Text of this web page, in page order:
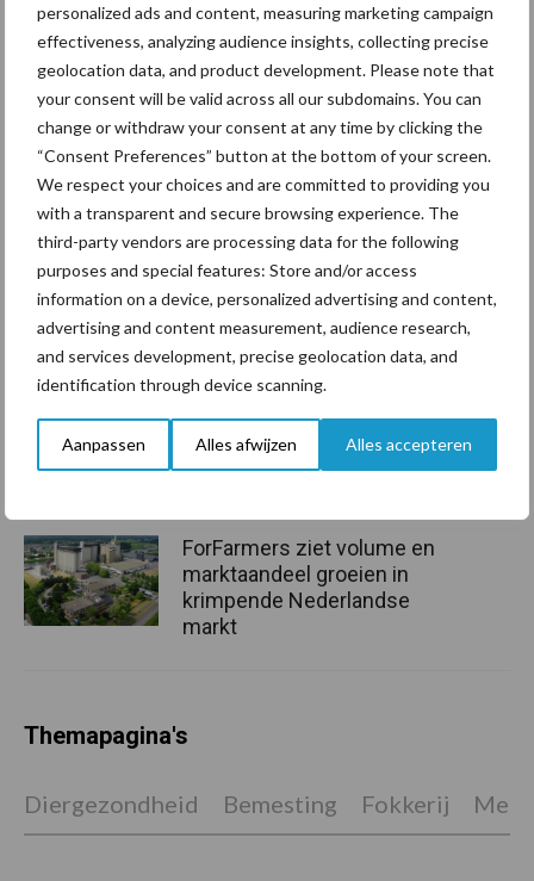
personalized ads and content, measuring marketing campaign
effectiveness, analyzing audience insights, collecting precise
geolocation data, and product development. Please note that
your consent will be valid across all our subdomains. You can
change or withdraw your consent at any time by clicking the
“Consent Preferences” button at the bottom of your screen.
We respect your choices and are committed to providing you
with a transparent and secure browsing experience. The
third-party vendors are processing data for the following
purposes and special features: Store and/or access
information on a device, personalized advertising and content,
advertising and content measurement, audience research,
and services development, precise geolocation data, and
identification through device scanning.
Aanpassen Alles afwijzen Alles accepteren
onderzoek van de WUR.
Bron: Wageningen Universiteit & Research
Aanbevolen voor jou!
Grondstoffenmarkt blijft
grillig: droogte en
geopolitiek houden handel
in de greep
De speenhuid: een vaak
onderschatte risicofactor
voor mastitis
ForFarmers ziet volume en
marktaandeel groeien in
krimpende Nederlandse
markt
Themapagina's
Diergezondheid Bemesting Fokkerij